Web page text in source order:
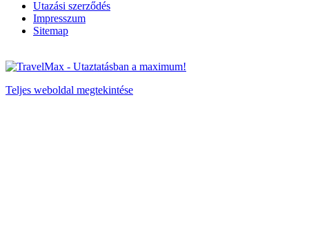
Utazási szerződés
Impresszum
Sitemap
Teljes weboldal megtekintése